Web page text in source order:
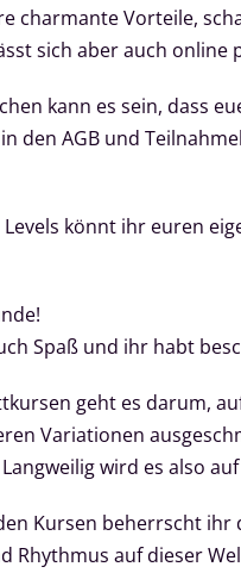
charmante Vorteile,
sich aber auch online
kann es sein, dass
den AGB und
Levels könnt ihr euren
Spaß und ihr habt
geht es darum,
Variationen
wird es also auf
Kursen beherrscht
Rhythmus auf dieser